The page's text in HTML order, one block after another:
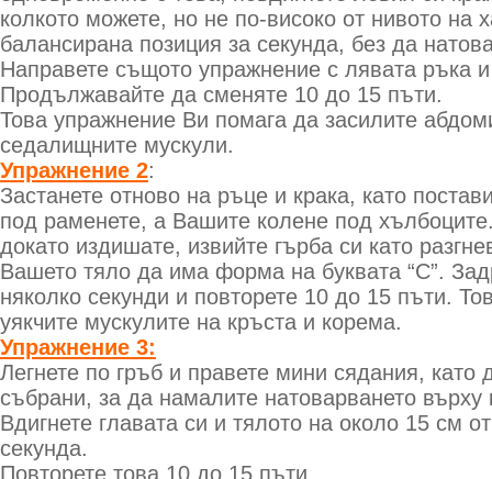
колкото можете, но не по-високо от нивото на
балансирана позиция за секунда, без да
Направете същото упражнение с лявата ръка
Продължавайте да сменяте 10 до 15 пъти.
Това упражнение Ви помага да засилите
седалищните мускули.
Упражнение 2:
Застанете отново на ръце и крака, като
под раменете, а Вашите колене под
докато издишате, извийте гърба си като
Вашето тяло да има форма на буквата “С”.
няколко секунди и повторете 10 до 15 пъти.
уякчите мускулите на кръста и корема.
Упражнение 3:
Легнете по гръб и правете мини сядания, като
събрани, за да намалите натоварването върху
Вдигнете главата си и тялото на около 15 см
секунда.
Повторете това 10 до 15 пъти.